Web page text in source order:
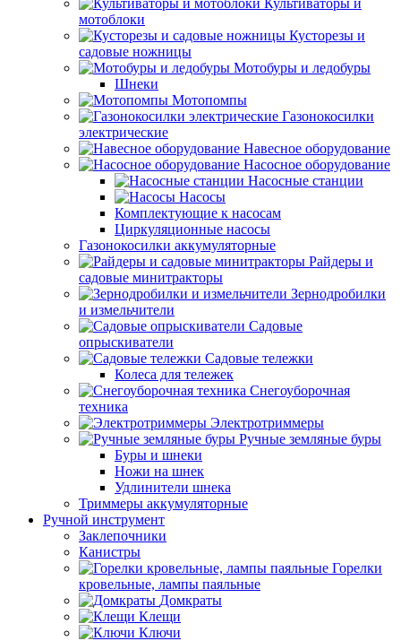
Культиваторы и
мотоблоки
Кусторезы и
садовые ножницы
Мотобуры и ледобуры
Шнеки
Мотопомпы
Газонокосилки
электрические
Навесное оборудование
Насосное оборудование
Насосные станции
Насосы
Комплектующие к насосам
Циркуляционные насосы
Газонокосилки аккумуляторные
Райдеры и
садовые минитракторы
Зернодробилки
и измельчители
Садовые
опрыскиватели
Садовые тележки
Колеса для тележек
Снегоуборочная
техника
Электротриммеры
Ручные земляные буры
Буры и шнеки
Ножи на шнек
Удлинители шнека
Триммеры аккумуляторные
Ручной инструмент
Заклепочники
Канистры
Горелки
кровельные, лампы паяльные
Домкраты
Клещи
Ключи